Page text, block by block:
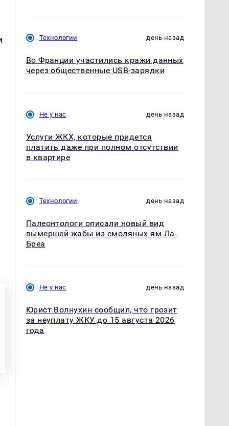
Технологии день назад
Во Франции участились кражи данных
через общественные USB-зарядки
Не у нас день назад
Услуги ЖКХ, которые придется
платить даже при полном отсутствии
в квартире
Технологии день назад
Палеонтологи описали новый вид
вымершей жабы из смоляных ям Ла-
Бреа
Не у нас день назад
Юрист Волнухин сообщил, что грозит
за неуплату ЖКУ до 15 августа 2026
года